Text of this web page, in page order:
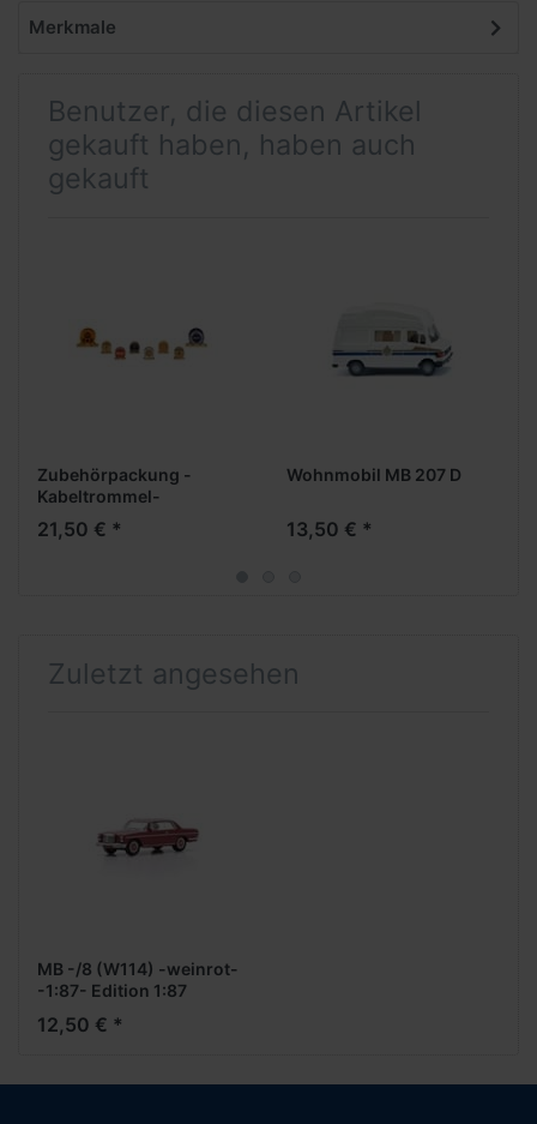
Merkmale
Benutzer, die diesen Artikel
gekauft haben, haben auch
gekauft
Zubehörpackung -
Kabeltrommel-
21,50 € *
Wohnmobil MB 207 D
13,50 € *
Zuletzt angesehen
MB -/8 (W114) -weinrot-
-1:87- Edition 1:87
12,50 € *